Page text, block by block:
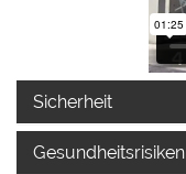
Sicherheit
Gesundheitsrisiken